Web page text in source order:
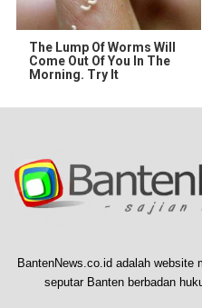
The Lump Of Worms Will
Come Out Of You In The
Morning. Try It
BantenNews.co.id adalah website
seputar Banten berbadan